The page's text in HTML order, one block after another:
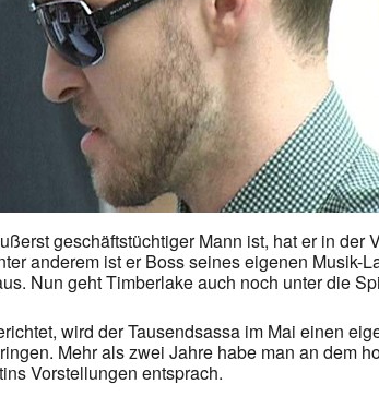
geschäftstüchtiger Mann ist, hat er in der
anderem ist er Boss seines eigenen Musik-
Nun geht Timberlake auch noch unter die
wird der Tausendsassa im Mai einen
Mehr als zwei Jahre habe man an dem
Vorstellungen entsprach.